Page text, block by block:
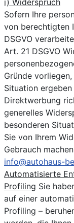
i) Widerspruch
Sofern Ihre
von berechtigten
DSGVO
Art. 21 DSGVO
Gründe
Situation
Direktwerbung
generelles
besonderen
Sie von Ihrem
Gebrauch
info@autohaus-
Automatisierte
Profiling Sie
auf einer
Profiling –